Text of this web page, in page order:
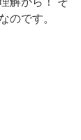
のです。